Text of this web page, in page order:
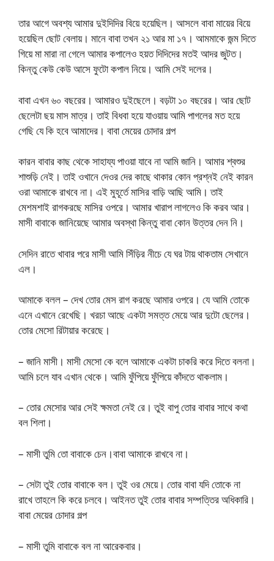
তার আগে অবশ্য আমার দুইদিদির বিয়ে হয়েছিল। আসলে বাবা মায়ের বিয়ে
হয়েছিল ছোট বেলায়। মানে বাবা তখন ২১ আর মা ১৭। আমমাকে জন্ম দিতে
গিয়ে মা মারা না গেলে আমার কপালেও হয়ত দিদিদের মতই আদর জুটত।
কিন্তু কেউ কেউ আসে ফুটো কপাল নিয়ে। আমি সেই দলের।
বাবা এখন ৬০ বছরের। আমারও দুইছেলে। বড়টা ১০ বছরের। আর ছোট
ছেলেটা ছয় মাস মাত্র। তাই বিধবা হয়ে যাওয়ায় আমি পাগলের মত হয়ে
গেছি যে কি হবে আমাদের। বাবা মেয়ের চোদার গল্প
কারন বাবার কাছ থেকে সাহায্য পাওয়া যাবে না আমি জানি। আমার শ্বশুর
শাশুড়ি নেই। তাই ওখানে দেওর দের কাছে থাকার কোন প্রশ্নই নেই কারন
ওরা আমাকে রাখবে না। এই মুহূর্তে মাসির বাড়ি আছি আমি। তাই
মেশমশাই রাগকরছে মাসির ওপরে। আমার খারাপ লাগলেও কি করব আর।
মাসী বাবাকে জানিয়েছে আমার অবস্থা কিন্তু বাবা কোন উত্তর দেন নি।
সেদিন রাতে খাবার পরে মাসী আমি সিঁড়ির নীচে যে ঘর টায় থাকতাম সেখানে
এল।
আমাকে বলল – দেখ তোর মেস রাগ করছে আমার ওপরে। যে আমি তোকে
এনে এখানে রেখেছি। খরচা আছে একটা সমত্ত মেয়ে আর দুটো ছেলের।
তোর মেসো রিটায়ার করেছে।
– জানি মাসী। মাসী মেসো কে বলে আমাকে একটা চাকরি করে দিতে বলনা।
আমি চলে যাব এখান থেকে। আমি ফুঁপিয়ে ফুঁপিয়ে কাঁদতে থাকলাম।
– তোর মেসোর আর সেই ক্ষমতা নেই রে। তুই বাপু তোর বাবার সাথে কথা
বল শিলা।
– মাসী তুমি তো বাবাকে চেন।বাবা আমাকে রাখবে না।
– সেটা তুই তোর বাবাকে বল। তুই ওর মেয়ে। তোর বাবা যদি তোকে না
রাখে তাহলে কি করে চলবে। আইনত তুই তোর বাবার সম্পত্তির অধিকারি।
বাবা মেয়ের চোদার গল্প
– মাসী তুমি বাবাকে বল না আরেকবার।